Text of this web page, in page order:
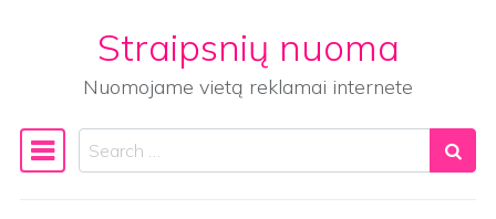
Straipsnių nuoma
Nuomojame vietą reklamai internete
Main Navigation
Search